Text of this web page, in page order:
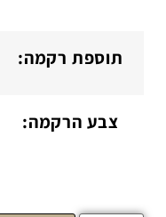
תוספת רקמה:
צבע הרקמה: